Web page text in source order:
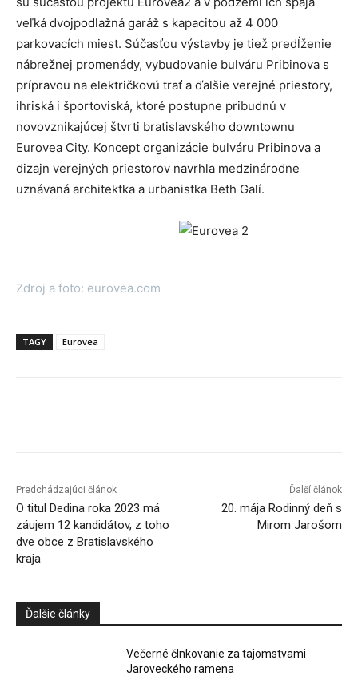
veľká dvojpodlažná garáž s kapacitou až 4 000
parkovacích miest. Súčasťou výstavby je tiež predĺženie
nábrežnej promenády, vybudovanie bulváru Pribinova s
prípravou na električkovú trať a ďalšie verejné priestory,
ihriská i športoviská, ktoré postupne pribudnú v
novovznikajúcej štvrti bratislavského downtownu
Eurovea City. Koncept organizácie bulváru Pribinova a
dizajn verejných priestorov navrhla medzinárodne
uznávaná architektka a urbanistka Beth Galí.
Zdroj a foto: eurovea.com
TAGY Eurovea
Predchádzajúci článok
O titul Dedina roka 2023 má
záujem 12 kandidátov, z toho
dve obce z Bratislavského
kraja
Ďalší článok
20. mája Rodinný deň s
Mirom Jarošom
Ďalšie články
Večerné člnkovanie za tajomstvami
Jaroveckého ramena